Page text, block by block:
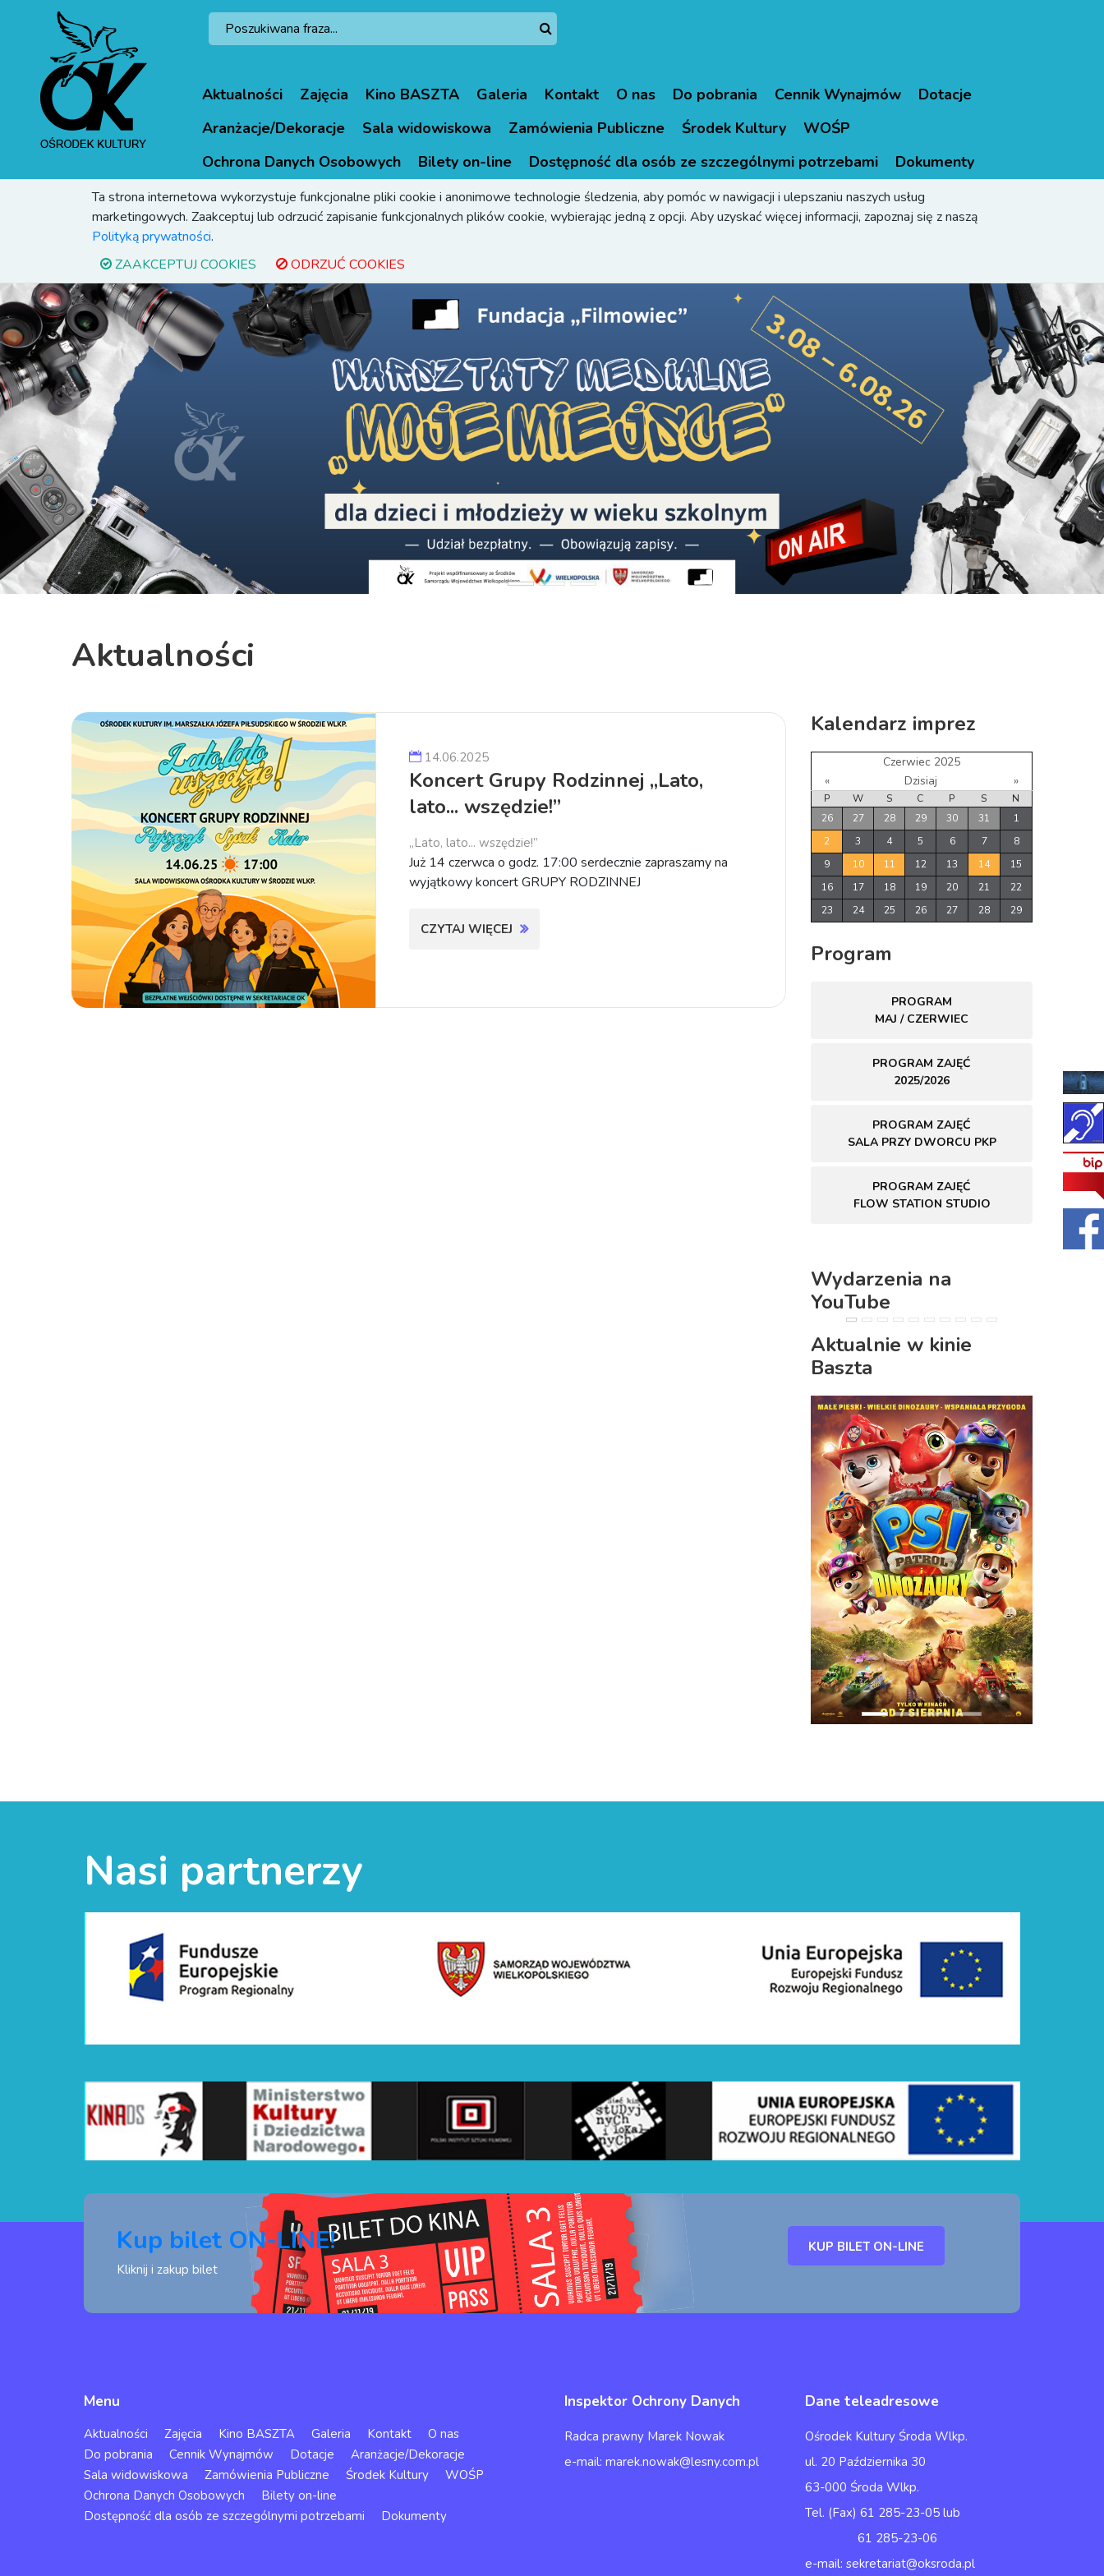
Aktualności Zajęcia Kino BASZTA Galeria Kontakt O nas Do pobrania Cennik Wynajmów
Dotacje
Aranżacje/Dekoracje
Sala widowiskowa Zamówienia Publiczne Środek Kultury
WOŚP
Ochrona Danych Osobowych
Bilety on-line Dostępność dla osób ze szczególnymi potrzebami Dokumenty
Ta strona internetowa wykorzystuje funkcjonalne pliki cookie i anonimowe technologie śledzenia, aby pomóc w nawigacji i ulepszaniu naszych usług
marketingowych. Zaakceptuj lub odrzucić zapisanie funkcjonalnych plików cookie, wybierając jedną z opcji. Aby uzyskać więcej informacji, zapoznaj się z naszą
Polityką prywatności.
ZAAKCEPTUJ COOKIES
ODRZUĆ COOKIES
Previous Next
Aktualności
14.06.2025
Koncert Grupy Rodzinnej „Lato,
lato... wszędzie!”
„Lato, lato... wszędzie!”
Już 14 czerwca o godz. 17:00 serdecznie zapraszamy na
wyjątkowy koncert GRUPY RODZINNEJ
CZYTAJ WIĘCEJ
Kalendarz imprez
Czerwiec 2025
«
Dzisiaj »
P W S C P S
N
26
27 28 29 30 31
1
2
3 4 5 6 7
8
9
10 11 12 13 14
15
16
17 18 19 20 21
22
23
24 25 26 27 28 29
Program
PROGRAM
MAJ / CZERWIEC
PROGRAM ZAJĘĆ
2025/2026
PROGRAM ZAJĘĆ
SALA PRZY DWORCU PKP
PROGRAM ZAJĘĆ
FLOW STATION STUDIO
Wydarzenia na
YouTube
PREVIOUS
Aktualnie w kinie
Baszta
PREVIOUS NEXT
Nasi partnerzy
Kup bilet ON-LINE!
Kliknij i zakup bilet
KUP BILET ON-LINE
Menu
Aktualności Zajęcia Kino BASZTA Galeria Kontakt
O nas
Do pobrania
Cennik Wynajmów Dotacje
Aranżacje/Dekoracje
Sala widowiskowa
Zamówienia Publiczne Środek Kultury
WOŚP
Ochrona Danych Osobowych
Bilety on-line
Dostępność dla osób ze szczególnymi potrzebami
Dokumenty
Inspektor Ochrony Danych
Radca prawny Marek Nowak
e-mail: marek.nowak@lesny.com.pl
Dane teleadresowe
Ośrodek Kultury Środa Wlkp.
ul. 20 Października 30
63-000 Środa Wlkp.
Tel. (Fax) 61 285-23-05 lub
61 285-23-06
e-mail: sekretariat@oksroda.pl